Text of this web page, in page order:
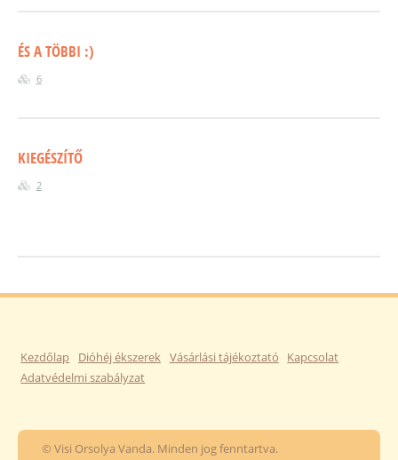
ÉS A TÖBBI :)
6
KIEGÉSZÍTŐ
2
Kezdőlap Dióhéj ékszerek Vásárlási tájékoztató
Kapcsolat
Adatvédelmi szabályzat
© Visi Orsolya Vanda. Minden jog fenntartva.